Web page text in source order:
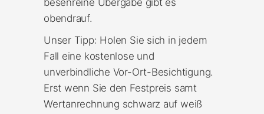
obendrauf.
Unser Tipp: Holen Sie sich in jedem
Fall eine kostenlose und
unverbindliche Vor-Ort-Besichtigung.
Erst wenn Sie den Festpreis samt
Wertanrechnung schwarz auf weiß